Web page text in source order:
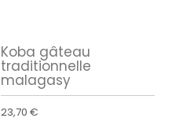
Koba gâteau
traditionnelle
malagasy
23,70 €